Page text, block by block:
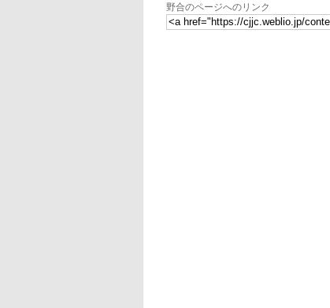
野合のページへのリンク